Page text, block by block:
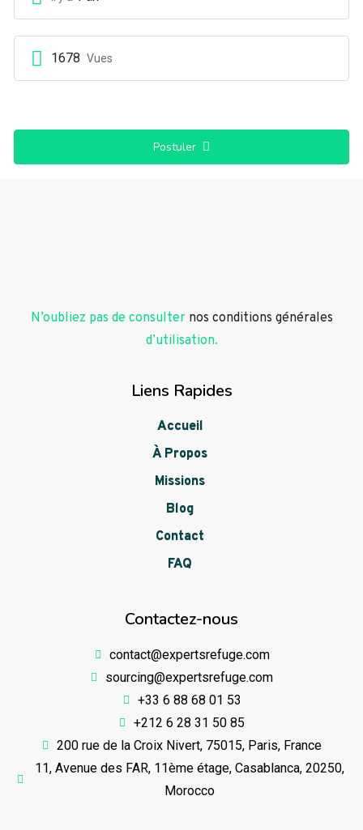
1678 Vues
Postuler
N’oubliez pas de consulter nos conditions générales
d’utilisation.
Liens Rapides
Accueil
À Propos
Missions
Blog
Contact
FAQ
Contactez-nous
contact@expertsrefuge.com
sourcing@expertsrefuge.com
+33 6 88 68 01 53
+212 6 28 31 50 85
200 rue de la Croix Nivert, 75015, Paris, France
11, Avenue des FAR, 11ème étage, Casablanca, 20250,
Morocco